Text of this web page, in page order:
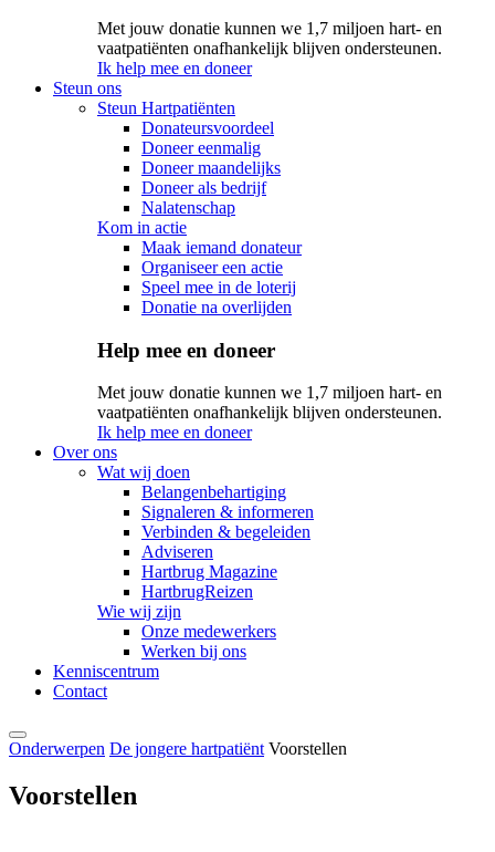
Met jouw donatie kunnen we 1,7 miljoen hart- en
vaatpatiënten onafhankelijk blijven ondersteunen.
Ik help mee en doneer
Steun ons
Steun Hartpatiënten
Donateursvoordeel
Doneer eenmalig
Doneer maandelijks
Doneer als bedrijf
Nalatenschap
Kom in actie
Maak iemand donateur
Organiseer een actie
Speel mee in de loterij
Donatie na overlijden
Help mee en doneer
Met jouw donatie kunnen we 1,7 miljoen hart- en
vaatpatiënten onafhankelijk blijven ondersteunen.
Ik help mee en doneer
Over ons
Wat wij doen
Belangenbehartiging
Signaleren & informeren
Verbinden & begeleiden
Adviseren
Hartbrug Magazine
HartbrugReizen
Wie wij zijn
Onze medewerkers
Werken bij ons
Kenniscentrum
Contact
Onderwerpen De jongere hartpatiënt Voorstellen
Voorstellen